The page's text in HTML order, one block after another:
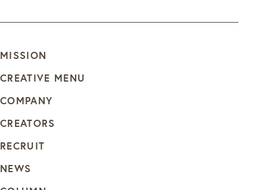
MISSION
CREATIVE MENU
COMPANY
CREATORS
RECRUIT
NEWS